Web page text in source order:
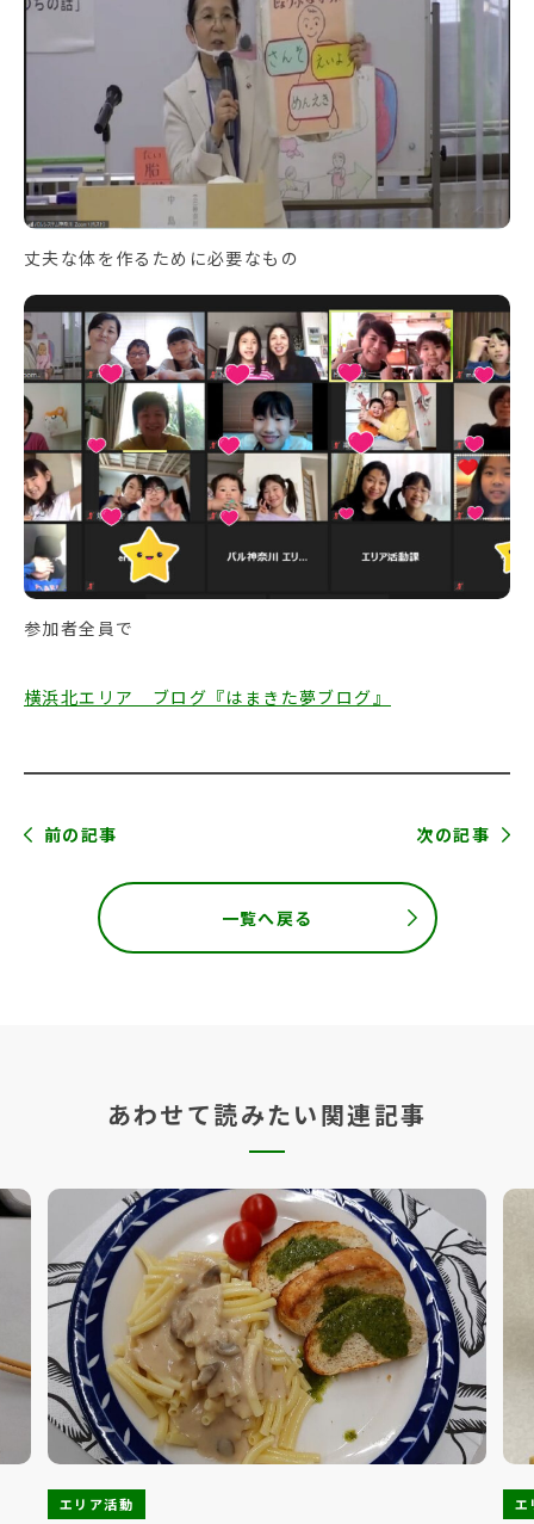
丈夫な体を作るために必要なもの
参加者全員で
横浜北エリア ブログ『はまきた夢ブログ』
前の記事 次の記事
一覧へ戻る
あわせて読みたい関連記事
エリア活動 エ